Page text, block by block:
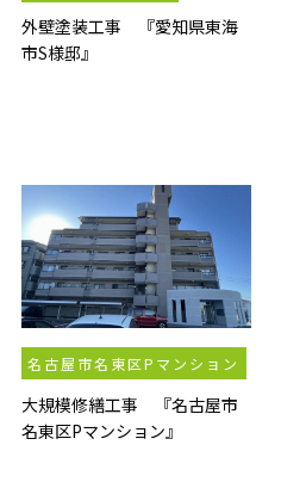
外壁塗装工事 『愛知県東海
市S様邸』
名古屋市名東区Pマンション
大規模修繕工事 『名古屋市
名東区Pマンション』